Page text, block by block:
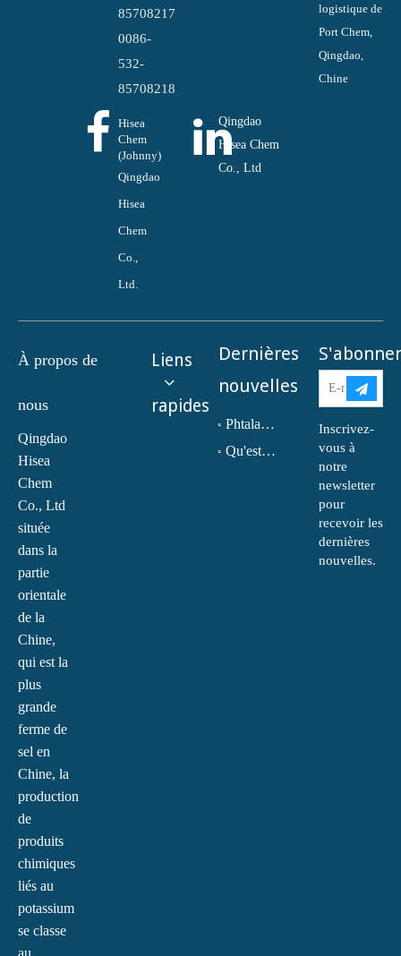
85708217
0086-
532-
85708218
logistique de
Port Chem,
Qingdao,
Chine
Hisea
Chem
(Johnny)
Qingdao
Hisea
Chem
Co.,
Ltd.
Qingdao
Hisea Chem
Co., Ltd
À propos de
nous
Qingdao
Hisea
Chem
Co., Ltd
située
dans la
partie
orientale
de la
Chine,
qui est la
plus
grande
ferme de
sel en
Chine, la
production
de
produits
chimiques
liés au
potassium
se classe
au
Liens
rapides
Dernières
nouvelles
Phtalate de dioctyle (DOP) N° CAS : 117-81-7
Qu'est-ce que la monoéthanolamine (MEA) ?
S'abonner
Inscrivez-
vous à
notre
newsletter
pour
recevoir les
dernières
nouvelles.